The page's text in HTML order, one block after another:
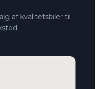
af kvalitetsbiler til